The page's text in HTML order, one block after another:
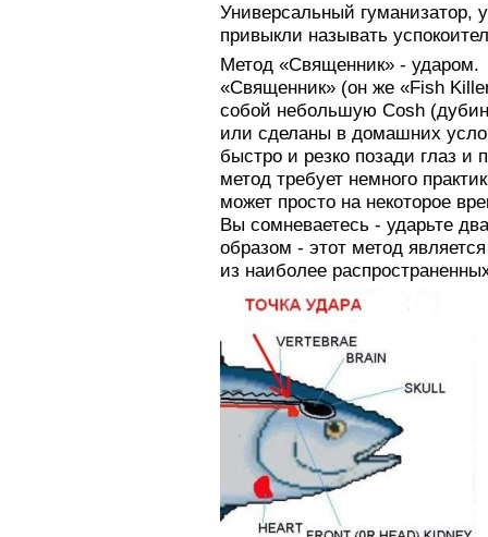
Универсальный гуманизатор,
привыкли называть
Метод «Священник» - ударом.
«Священник» (он же «Fish
собой небольшую Cosh
или сделаны в домашних
быстро и резко позади глаз и
метод требует немного
может просто на некоторое
Вы сомневаетесь - ударьте
образом - этот метод
из наиболее